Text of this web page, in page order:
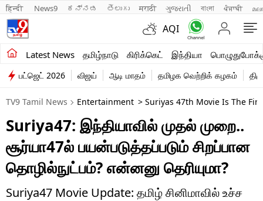
हिन्दी News9 ಕನ್ನಡ తెలుగు मराठी ગુજરાતી বাংলা ਪੰਜਾਬੀ
AQI
Latest News தமிழ்நாடு கிரிக்கெட் இந்தியா
சமீபத்திய செய்திகள்
தமிழ்நாடு
இந்தியா
உலகம்
விளையாட்டு
பொழுதுபோக்கு
பட்ஜெட் 2026 விஜய் ஆடி மாதம் தமிழக வெற்றிக் கழகம்
TV9 Tamil News Entertainment > Suriyas 47th Movie Is The
Suriya47: இந்தியாவில் முதல் முறை..
சூர்யா47ல் பயன்படுத்தப்படும் சிறப்பான
தொழில்நுட்பம்? என்னனு தெரியுமா?
Suriya47 Movie Update: தமிழ் சினிமாவில் உச்ச